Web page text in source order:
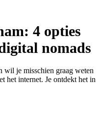
4 opties
nomads
wil je misschien graag weten
het internet. Je ontdekt het in